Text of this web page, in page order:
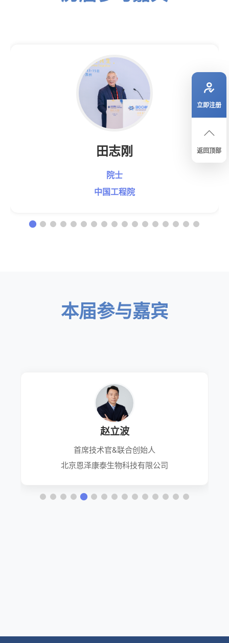
立即注册
返回顶部
田志刚
院士
中国工程院
本届参与嘉宾
赵立波
首席技术官&联合创始人
北京恩泽康泰生物科技有限公司